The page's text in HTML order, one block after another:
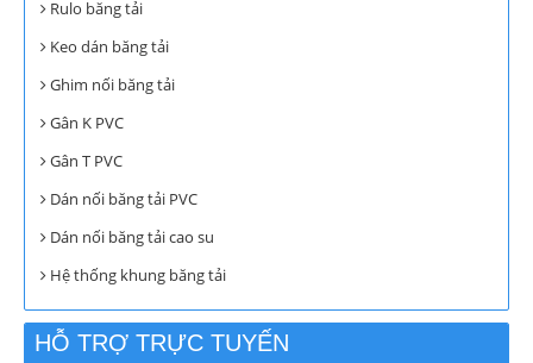
Rulo băng tải
Keo dán băng tải
Ghim nối băng tải
Gân K PVC
Gân T PVC
Dán nối băng tải PVC
Dán nối băng tải cao su
Hệ thống khung băng tải
HỖ TRỢ TRỰC TUYẾN